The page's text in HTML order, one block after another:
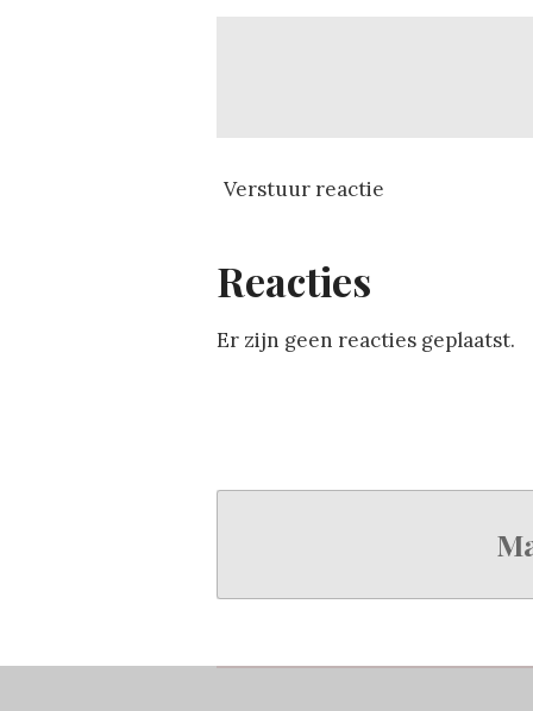
Verstuur reactie
Reacties
Er zijn geen reacties geplaatst.